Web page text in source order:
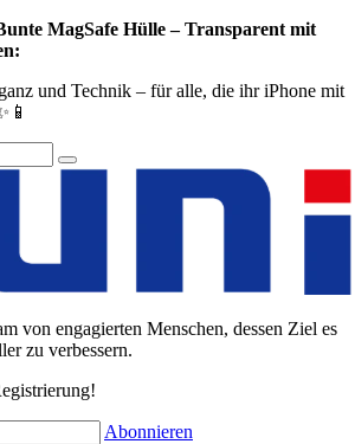
MagSafe Hülle – Transparent mit
und Technik – für alle, die ihr iPhone mit
von engagierten Menschen, dessen Ziel es
zu verbessern.
Abonnieren